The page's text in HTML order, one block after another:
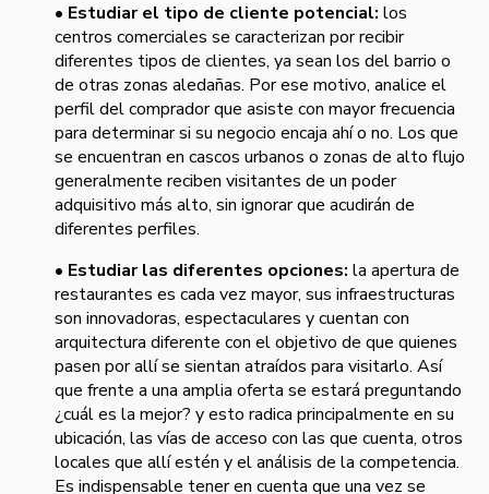
• Estudiar el tipo de cliente potencial: los
centros comerciales se caracterizan por recibir
diferentes tipos de clientes, ya sean los del barrio o
de otras zonas aledañas. Por ese motivo, analice el
perfil del comprador que asiste con mayor frecuencia
para determinar si su negocio encaja ahí o no. Los que
se encuentran en cascos urbanos o zonas de alto flujo
generalmente reciben visitantes de un poder
adquisitivo más alto, sin ignorar que acudirán de
diferentes perfiles.
• Estudiar las diferentes opciones: la apertura de
restaurantes es cada vez mayor, sus infraestructuras
son innovadoras, espectaculares y cuentan con
arquitectura diferente con el objetivo de que quienes
pasen por allí se sientan atraídos para visitarlo. Así
que frente a una amplia oferta se estará preguntando
¿cuál es la mejor? y esto radica principalmente en su
ubicación, las vías de acceso con las que cuenta, otros
locales que allí estén y el análisis de la competencia.
Es indispensable tener en cuenta que una vez se